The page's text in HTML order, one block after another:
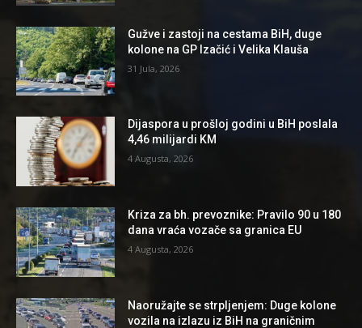
Gužve i zastoji na cestama BiH, duge
kolone na GP Izačić i Velika Klauša
31 Jula, 2026
Dijaspora u prošloj godini u BiH poslala
4,46 milijardi KM
4 Augusta, 2026
Kriza za bh. prevoznike: Pravilo 90 u 180
dana vraća vozače sa granica EU
4 Augusta, 2026
Naoružajte se strpljenjem: Duge kolone
vozila na izlazu iz BiH na graničnim